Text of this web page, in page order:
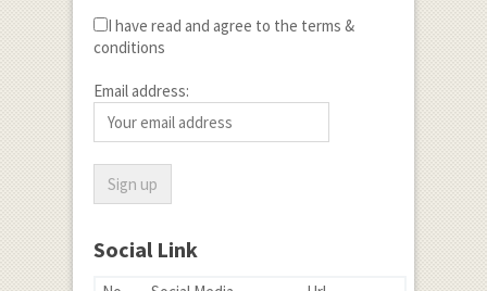
I have read and agree to the terms &
conditions
Email address:
Social Link